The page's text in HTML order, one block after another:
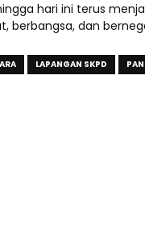
hari ini terus
berbangsa, dan
LAPANGAN SKPD